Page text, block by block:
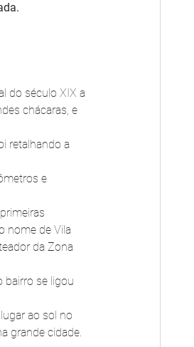
do século XIX a
chácaras, e
retalhando a
e
nome de Vila
da Zona
bairro se ligou
ao sol no
grande cidade.